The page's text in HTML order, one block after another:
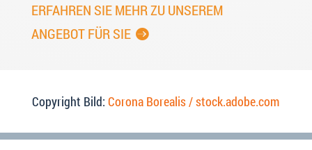
ERFAHREN SIE MEHR ZU UNSEREM
ANGEBOT FÜR SIE
Copyright Bild:Corona Borealis / stock.adobe.com